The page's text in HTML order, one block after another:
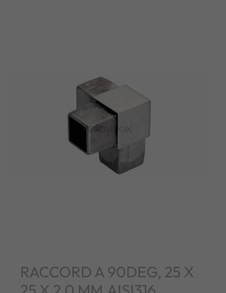
RACCORD A 90DEG, 25 X